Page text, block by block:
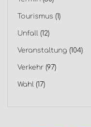
Tourismus (1)
Unfall (12)
Veranstaltung (104)
Verkehr (97)
Wahl (17)